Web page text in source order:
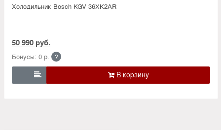
Холодильник Bosсh KGV 36XK2AR
50 990 руб.
Бонусы: 0 р. ?
